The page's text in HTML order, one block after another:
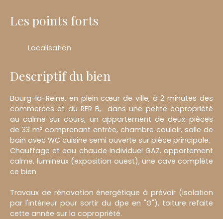
Les points forts
Localisation
Descriptif du bien
Bourg-la-Reine, en plein cœur de ville, à 2 minutes des
commerces et du RER B, dans une petite copropriété
au calme sur cours, un appartement de deux-pièces
de 33 m² comprenant entrée, chambre couloir, salle de
bain avec WC cuisine semi ouverte sur pièce principale.
Chauffage et eau chaude individuel GAZ. appartement
calme, lumineux (exposition ouest), une cave complète
ce bien.
Travaux de rénovation énergétique à prévoir (isolation
par l'intérieur pour sortir du dpe en "G"), toiture refaite
cette année sur la copropriété.